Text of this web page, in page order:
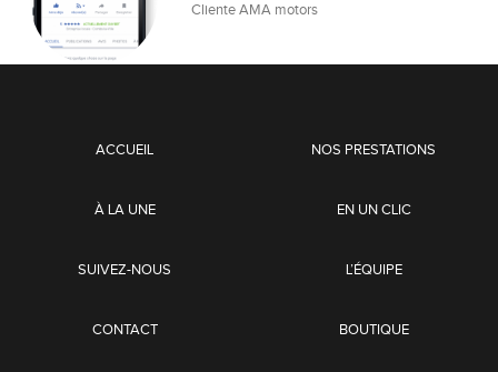
Cliente AMA motors
ACCUEIL NOS PRESTATIONS
À LA UNE EN UN CLIC
SUIVEZ-NOUS L’ÉQUIPE
CONTACT BOUTIQUE